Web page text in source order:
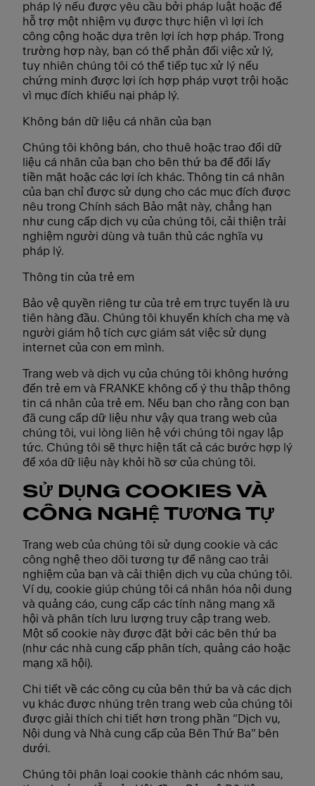
pháp lý nếu được yêu cầu bởi pháp luật hoặc để
hỗ trợ một nhiệm vụ được thực hiện vì lợi ích
công cộng hoặc dựa trên lợi ích hợp pháp. Trong
trường hợp này, bạn có thể phản đối việc xử lý,
tuy nhiên chúng tôi có thể tiếp tục xử lý nếu
chứng minh được lợi ích hợp pháp vượt trội hoặc
vì mục đích khiếu nại pháp lý.
Không bán dữ liệu cá nhân của bạn
Chúng tôi không bán, cho thuê hoặc trao đổi dữ
liệu cá nhân của bạn cho bên thứ ba để đổi lấy
tiền mặt hoặc các lợi ích khác. Thông tin cá nhân
của bạn chỉ được sử dụng cho các mục đích được
nêu trong Chính sách Bảo mật này, chẳng hạn
như cung cấp dịch vụ của chúng tôi, cải thiện trải
nghiệm người dùng và tuân thủ các nghĩa vụ
pháp lý.
Thông tin của trẻ em
Bảo vệ quyền riêng tư của trẻ em trực tuyến là ưu
tiên hàng đầu. Chúng tôi khuyến khích cha mẹ và
người giám hộ tích cực giám sát việc sử dụng
internet của con em mình.
Trang web và dịch vụ của chúng tôi không hướng
đến trẻ em và FRANKE không cố ý thu thập thông
tin cá nhân của trẻ em. Nếu bạn cho rằng con bạn
đã cung cấp dữ liệu như vậy qua trang web của
chúng tôi, vui lòng liên hệ với chúng tôi ngay lập
tức. Chúng tôi sẽ thực hiện tất cả các bước hợp lý
để xóa dữ liệu này khỏi hồ sơ của chúng tôi.
SỬ DỤNG COOKIES VÀ
CÔNG NGHỆ TƯƠNG TỰ
Trang web của chúng tôi sử dụng cookie và các
công nghệ theo dõi tương tự để nâng cao trải
nghiệm của bạn và cải thiện dịch vụ của chúng tôi.
Ví dụ, cookie giúp chúng tôi cá nhân hóa nội dung
và quảng cáo, cung cấp các tính năng mạng xã
hội và phân tích lưu lượng truy cập trang web.
Một số cookie này được đặt bởi các bên thứ ba
(như các nhà cung cấp phân tích, quảng cáo hoặc
mạng xã hội).
Chi tiết về các công cụ của bên thứ ba và các dịch
vụ khác được nhúng trên trang web của chúng tôi
được giải thích chi tiết hơn trong phần “Dịch vụ,
Nội dung và Nhà cung cấp của Bên Thứ Ba” bên
dưới.
Chúng tôi phân loại cookie thành các nhóm sau,